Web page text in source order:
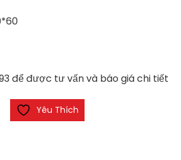
để được tư vấn và báo giá chi tiết
Yêu Thích